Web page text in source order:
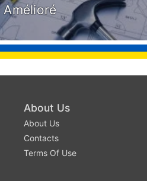
About Us
About Us
Contacts
Terms Of Use